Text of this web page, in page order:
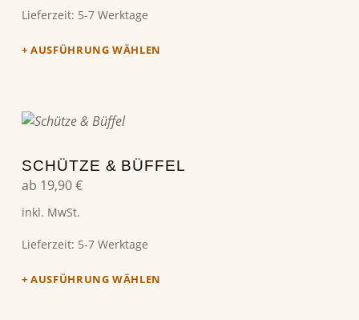
Lieferzeit: 5-7 Werktage
AUSFÜHRUNG WÄHLEN
SCHÜTZE & BÜFFEL
ab 19,90€
inkl. MwSt.
Lieferzeit: 5-7 Werktage
AUSFÜHRUNG WÄHLEN
Dieses Produkt weist mehrere Varianten auf. Die Optionen können auf der Produktseite gewählt werden